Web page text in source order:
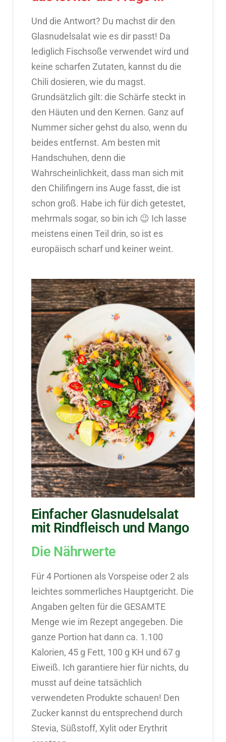
Und die Antwort? Du machst dir den
Glasnudelsalat wie es dir passt! Da
lediglich Fischsoße verwendet wird und
keine scharfen Zutaten, kannst du die
Chili dosieren, wie du magst.
Grundsätzlich gilt: die Schärfe steckt in
den Häuten und den Kernen. Ganz auf
Nummer sicher gehst du also, wenn du
beides entfernst. Am besten mit
Handschuhen, denn die
Wahrscheinlichkeit, dass man sich mit
den Chilifingern ins Auge fasst, die ist
schon groß. Habe ich für dich getestet,
mehrmals sogar, so bin ich 😉 Ich lasse
meistens einen Teil drin, so ist es
europäisch scharf und keiner weint.
Einfacher Glasnudelsalat
mit Rindfleisch und Mango
Die Nährwerte
Für 4 Portionen als Vorspeise oder 2 als
leichtes sommerliches Hauptgericht. Die
Angaben gelten für die GESAMTE
Menge wie im Rezept angegeben. Die
ganze Portion hat dann ca. 1.100
Kalorien, 45 g Fett, 100 g KH und 67 g
Eiweiß. Ich garantiere hier für nichts, du
musst auf deine tatsächlich
verwendeten Produkte schauen! Den
Zucker kannst du entsprechend durch
Stevia, Süßstoff, Xylit oder Erythrit